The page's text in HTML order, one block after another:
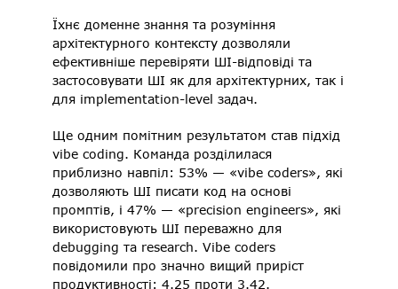
Їхнє доменне знання та розуміння
архітектурного контексту дозволяли
ефективніше перевіряти ШІ-відповіді та
застосовувати ШІ як для архітектурних, так і
для implementation-level задач.
Ще одним помітним результатом став підхід
vibe coding. Команда розділилася
приблизно навпіл: 53% — «vibe coders», які
дозволяють ШІ писати код на основі
промптів, і 47% — «precision engineers», які
використовують ШІ переважно для
debugging та research. Vibe coders
повідомили про значно вищий приріст
продуктивності: 4.25 проти 3.42.